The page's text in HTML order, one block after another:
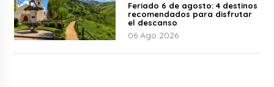
Feriado 6 de agosto: 4 destinos
recomendados para disfrutar
el descanso
06 Ago 2026